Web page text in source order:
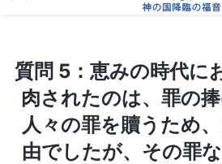
質問 5：恵みの時代に
肉されたのは、罪の
人々の罪を贖うため
由でしたが、その罪